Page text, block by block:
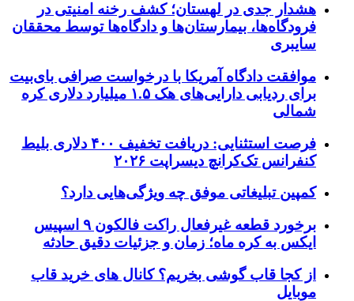
هشدار جدی در لهستان؛ کشف رخنه امنیتی در
فرودگاه‌ها، بیمارستان‌ها و دادگاه‌ها توسط محققان
سایبری
موافقت دادگاه آمریکا با درخواست صرافی بای‌بیت
برای ردیابی دارایی‌های هک ۱.۵ میلیارد دلاری کره
شمالی
فرصت استثنایی: دریافت تخفیف ۴۰۰ دلاری بلیط
کنفرانس تک‌کرانچ دیسراپت ۲۰۲۶
کمپین تبلیغاتی موفق چه ویژگی‌هایی دارد؟
برخورد قطعه غیرفعال راکت فالکون ۹ اسپیس
ایکس به کره ماه؛ زمان و جزئیات دقیق حادثه
از کجا قاب گوشی بخریم؟ کانال های خرید قاب
موبایل